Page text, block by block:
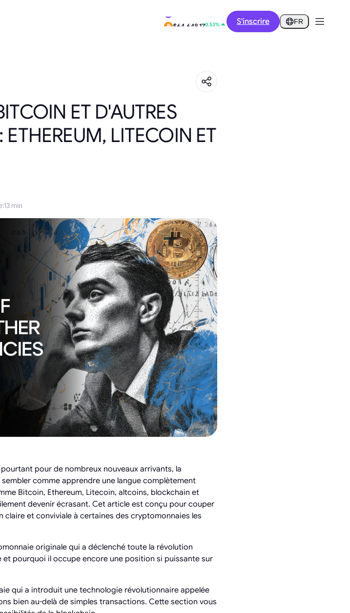
$0.2852 S'inscrire FR
ET D'AUTRES
LITECOIN ET
:13 min
pour de nombreux nouveaux arrivants, la
comme apprendre une langue complètement
Bitcoin, Ethereum, Litecoin, altcoins, blockchain et
devenir écrasant. Cet article est conçu pour couper
et conviviale à certaines des cryptomonnaies les
originale qui a déclenché toute la révolution
pourquoi il occupe encore une position si puissante sur
qui a introduit une technologie révolutionnaire appelée
bien au-delà de simples transactions. Cette section vous